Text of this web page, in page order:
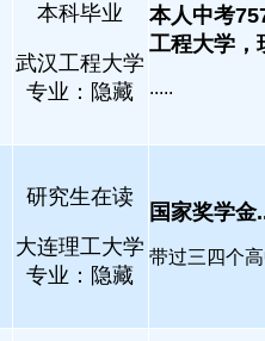
本科毕业
武汉工程大学
专业：隐藏
本人中考
工程大学，
.....
研究生在读
大连理工大学
专业：隐藏
国家奖学金
带过三四个